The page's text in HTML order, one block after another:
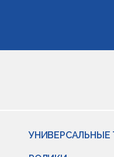
УНИВЕРСАЛЬНЫЕ